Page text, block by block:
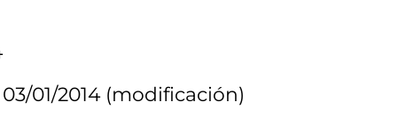
01/2014 (modificación)